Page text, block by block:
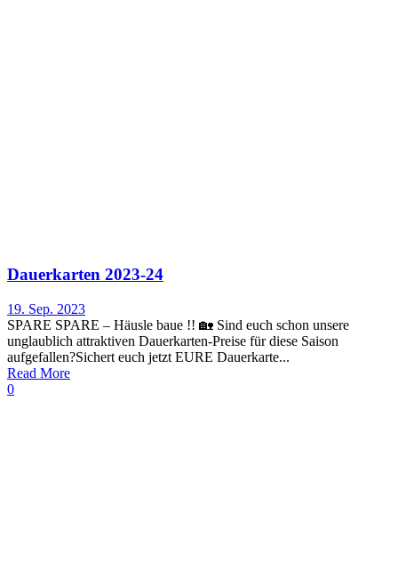
Dauerkarten 2023-24
19. Sep. 2023
SPARE SPARE – Häusle baue !! 🏡 Sind euch schon unsere
unglaublich attraktiven Dauerkarten-Preise für diese Saison
aufgefallen?Sichert euch jetzt EURE Dauerkarte...
Read More
0